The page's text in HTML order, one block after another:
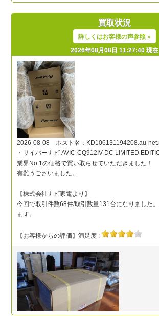
買取状況
詳しくはお客様の声参照 »
2026年08月08日 11:27:40 現在